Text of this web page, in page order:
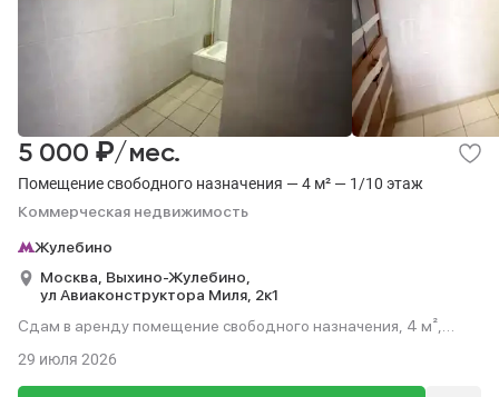
Помещение свободного назначения — 4 м² — 1/10 этаж
Коммерческая недвижимость
5 000 ₽/мес.
Жулебино
Москва, Выхино-Жулебино,
ул Авиаконструктора Миля, 2к1
Сдам в аренду помещение свободного назначения, 4 м²,
29 июля 2026